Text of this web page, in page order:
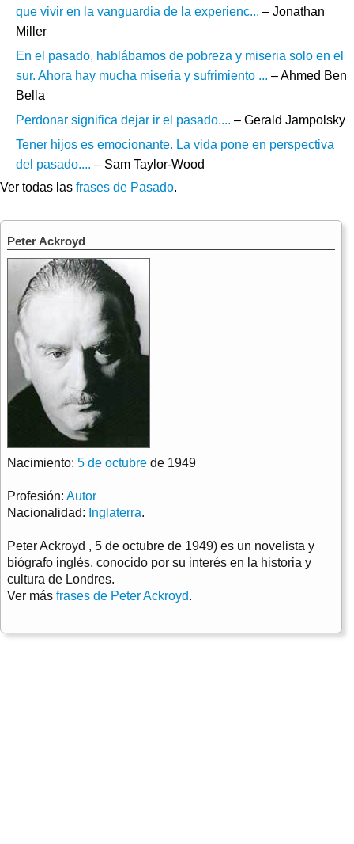
que vivir en la vanguardia de la experienc... – Jonathan
Miller
En el pasado, hablábamos de pobreza y miseria solo en el
sur. Ahora hay mucha miseria y sufrimiento ... – Ahmed Ben
Bella
Perdonar significa dejar ir el pasado.... – Gerald Jampolsky
Tener hijos es emocionante. La vida pone en perspectiva
del pasado.... – Sam Taylor-Wood
Ver todas las frases de Pasado.
Peter Ackroyd
Nacimiento: 5 de octubre de 1949
Profesión: Autor
Nacionalidad: Inglaterra.
Peter Ackroyd , 5 de octubre de 1949) es un novelista y
biógrafo inglés, conocido por su interés en la historia y
cultura de Londres.
Ver más frases de Peter Ackroyd.